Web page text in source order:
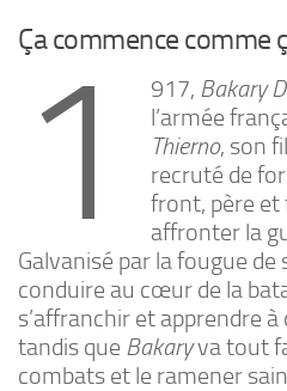
Ça commence comme
1 917, Bakary
l’armée
Thierno, son
recruté de
front, père et
affronter la
Galvanisé par la fougue
conduire au cœur de la
s’affranchir et apprendre
tandis que Bakaryva tout
combats et le ramener